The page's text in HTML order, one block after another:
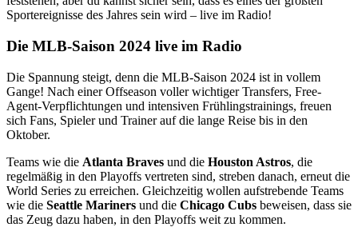
Sportereignisse des Jahres sein wird – live im Radio!
Die MLB-Saison 2024 live im Radio
Die Spannung steigt, denn die MLB-Saison 2024 ist in vollem
Gange! Nach einer Offseason voller wichtiger Transfers, Free-
Agent-Verpflichtungen und intensiven Frühlingstrainings, freuen
sich Fans, Spieler und Trainer auf die lange Reise bis in den
Oktober.
Teams wie die Atlanta Braves und die Houston Astros, die
regelmäßig in den Playoffs vertreten sind, streben danach, erneut die
World Series zu erreichen. Gleichzeitig wollen aufstrebende Teams
wie die Seattle Mariners und die Chicago Cubs beweisen, dass sie
das Zeug dazu haben, in den Playoffs weit zu kommen.